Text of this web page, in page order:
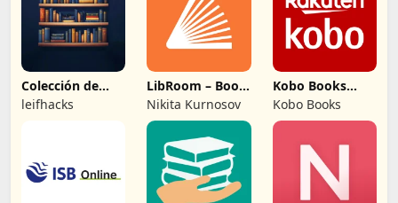
Colección de
Libros Virtuales
leifhacks
LibRoom – Book
Tracker
Nikita Kurnosov
Kobo Books
eBooks
Audiolibros
Kobo Books